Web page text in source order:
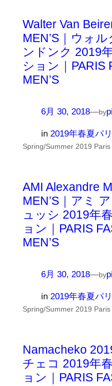
Walter Van
MEN’S｜ウォ
ンドンク 2019
ション｜PARIS
MEN’S
6月 30, 2018—by
in 2019年春夏パ
Spring/Summer 2019
AMI Alexandre
MEN’S｜アミ
ュッシ 2019年
ョン｜PARIS
MEN’S
6月 30, 2018—by
in 2019年春夏パ
Spring/Summer 2019
Namacheko
チェコ 2019年
ョン｜PARIS